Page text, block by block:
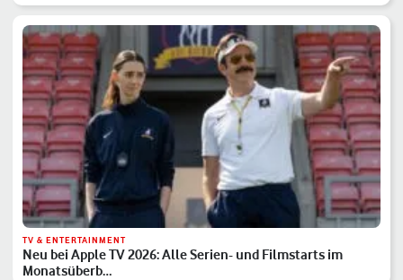
TV & ENTERTAINMENT
Neu bei Apple TV 2026: Alle Serien- und Filmstarts im
Monatsüberb…